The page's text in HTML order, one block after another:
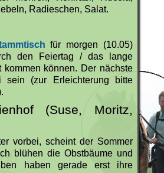
Radieschen, Salat.
für morgen (10.05)
den Feiertag / das lange
kommen können. Der nächste
(zur Erleichterung bitte
(Suse, Moritz,
vorbei, scheint der Sommer
blühen die Obstbäume und
haben gerade erst ihre